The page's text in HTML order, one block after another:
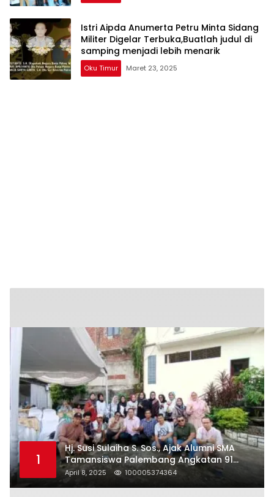
Istri Aipda Anumerta Petru Minta Sidang
Militer Digelar Terbuka,Buatlah judul di
samping menjadi lebih menarik
Oku Timur Maret 23, 2025
1
Hj. Susi Sulaiha S. Sos., Ajak Alumni SMA
Tamansiswa Palembang Angkatan 91
Halal Bihalal
April 8, 2025 100005374364